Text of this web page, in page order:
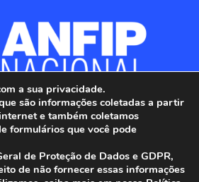
a sua privacidade.
são informações coletadas a partir
e também coletamos
formulários que você pode
de Proteção de Dados e GDPR,
de não fornecer essas informações